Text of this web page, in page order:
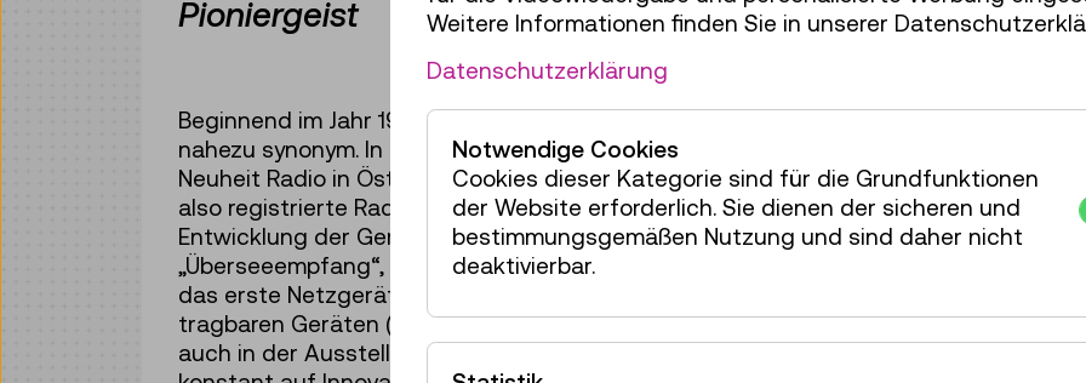
Pioniergeist
Beginnend im Jahr 1924 sind Radio und Kapsch in Österreich für Jahrzehnte
nahezu synonym. In rasantem Tempo verbreitet sich die technologische
Neuheit Radio in Österreich – 1925 gibt es über 100,000 „Radioabonnenten“,
also registrierte Radiobesitzer. Kapsch ist von Anfang mit dabei, und treibt die
Entwicklung der Geräte voran. Vom ersten Gerät, das auch
„Überseeempfang“, also den Empfang internationaler Sender, ermöglicht, über
das erste Netzgerät, das keine teuren Anodenbatterien benötigt, hin zu
tragbaren Geräten („Mucki“ und „Weekend“, damalige Kassenschlager, sind
auch in der Ausstellung zu sehen) in der zweiten Hälfte der 40er Jahre wird
Weitere Informationen finden Sie in unserer
Datenschutzerklärung
Notwendige Cookies
Cookies dieser Kategorie sind für die Grundfunktionen
der Website erforderlich. Sie dienen der sicheren und
bestimmungsgemäßen Nutzung und sind daher nicht
deaktivierbar.